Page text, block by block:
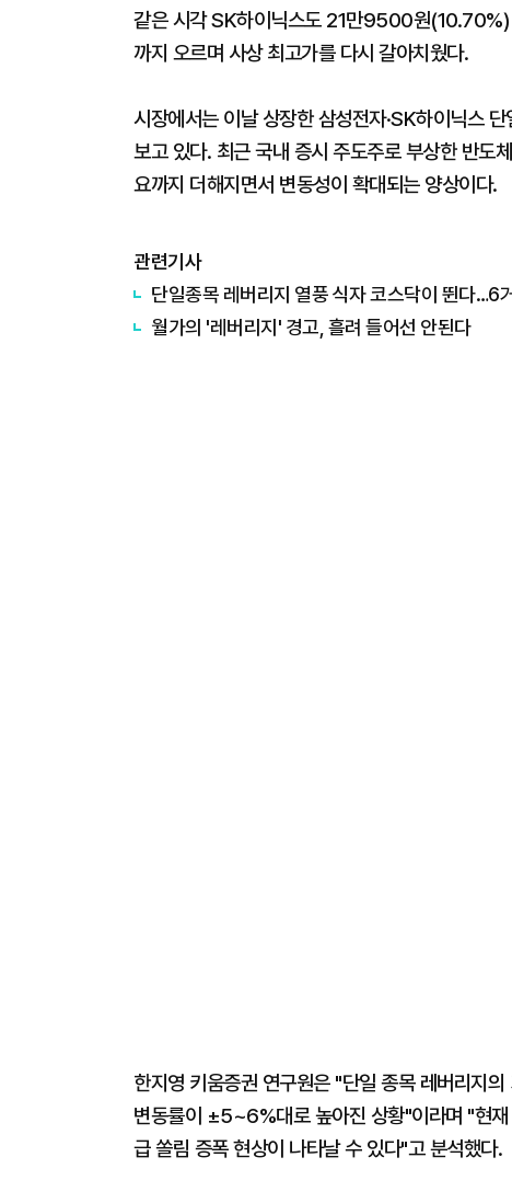
같은 시각 SK하이닉스도 21만9500원
까지 오르며 사상 최고가를 다시 갈아치웠다.
시장에서는 이날 상장한 삼성전자·SK하이닉스
보고 있다. 최근 국내 증시 주도주로 부상한 반도
요까지 더해지면서 변동성이 확대되는 양상이다.
관련기사
단일종목 레버리지 열풍 식자 코스닥이 뛴다…6
월가의 '레버리지' 경고, 흘려 들어선 안된다
한지영 키움증권 연구원은 "단일 종목 레버리지
변동률이 ±5~6%대로 높아진 상황"이라며 "현
급 쏠림 증폭 현상이 나타날 수 있다"고 분석했다.